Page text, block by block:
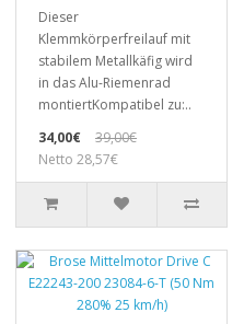
Dieser
Klemmkörperfreilauf mit
stabilem Metallkäfig wird
in das Alu-Riemenrad
montiertKompatibel zu:..
34,00€
39,00€
Netto 28,57€